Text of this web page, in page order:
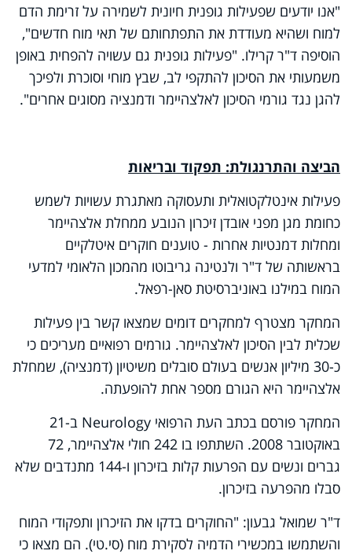
"אנו יודעים שפעילות גופנית חיונית לשמירה על זרימת הדם
למוח ושהיא מעודדת את התפתחותם של תאי מוח חדשים",
הוסיפה ד"ר קרילו. "פעילות גופנית גם עשויה להפחית באופן
משמעותי את הסיכון להתקפי לב, שבץ מוחי וסוכרת ולפיכך
להגן נגד גורמי הסיכון לאלצהיימר ודמנציה מסוגים אחרים".
הביצה והתרנגולת: תפקוד ובריאות
פעילות אינטלקטואלית ותעסוקה מאתגרת עשויות לשמש
כחומת מגן מפני אובדן זיכרון הנובע ממחלת אלצהיימר
ומחלות דמנטיות אחרות - טוענים חוקרים איטלקיים
בראשותה של ד"ר ולנטינה גריבוטו מהמכון הלאומי למדעי
המוח במילנו באוניברסיטת סאן-רפאל.
המחקר מצטרף למחקרים דומים שמצאו קשר בין פעילות
שכלית לבין הסיכון לאלצהיימר. גורמים רפואיים מעריכים כי
כ-30 מיליון אנשים בעולם סובלים משיטיון (דמנציה), שמחלת
אלצהיימר היא הגורם מספר אחת להופעתה.
המחקר פורסם בכתב העת הרפואי Neurology
ב-21
באוקטובר 2008. השתתפו בו 242 חולי אלצהיימר, 72
גברים ונשים עם הפרעות קלות בזיכרון ו-144 מתנדבים שלא
סבלו מהפרעה בזיכרון.
ד"ר שמואל גבעון: "החוקרים בדקו את הזיכרון ותפקודי המוח
והשתמשו במכשירי הדמיה לסקירת מוח (סי.טי). הם מצאו כי